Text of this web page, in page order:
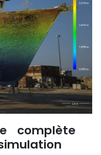
complète